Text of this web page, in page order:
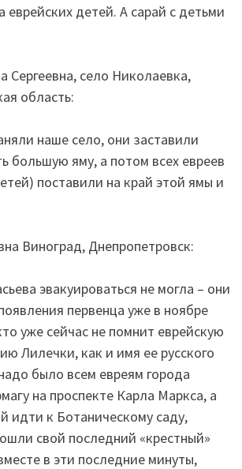
еврейских детей. А сарай с детьми
Сергеевна, село Николаевка,
область:
наше село, они заставили
большую яму, а потом всех евреев
поставили на край этой ямы и
Виноград, Днепропетровск:
эвакуироваться не могла – они
первенца уже в ноябре
уже сейчас не помнит еврейскую
Лилечки, как и имя ее русского
было всем евреям города
на проспекте Карла Маркса, а
идти к Ботаническому саду,
свой последний «крестный»
в эти последние минуты,